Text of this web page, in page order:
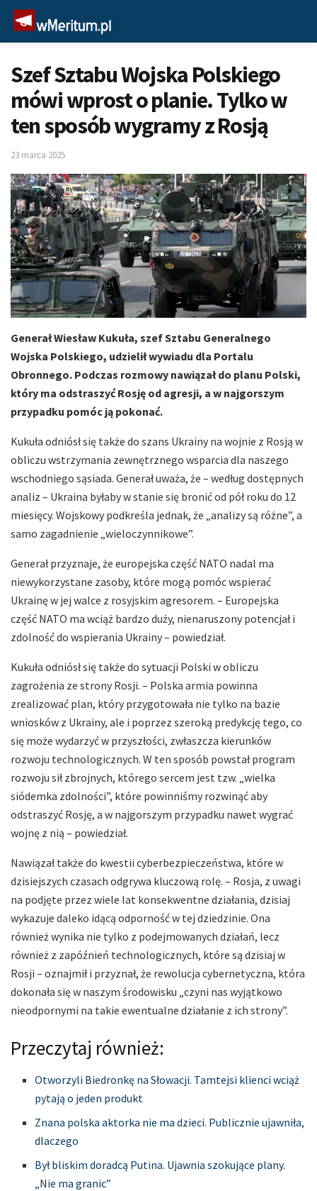
Szef Sztabu Wojska Polskiego
mówi wprost o planie. Tylko w
ten sposób wygramy z Rosją
23 marca 2025
Generał Wiesław Kukuła, szef Sztabu Generalnego
Wojska Polskiego, udzielił wywiadu dla Portalu
Obronnego. Podczas rozmowy nawiązał do planu Polski,
który ma odstraszyć Rosję od agresji, a w najgorszym
przypadku pomóc ją pokonać.
Kukuła odniósł się także do szans Ukrainy na wojnie z Rosją w
obliczu wstrzymania zewnętrznego wsparcia dla naszego
wschodniego sąsiada. Generał uważa, że – według dostępnych
analiz – Ukraina byłaby w stanie się bronić od pół roku do 12
miesięcy. Wojskowy podkreśla jednak, że „analizy są różne”, a
samo zagadnienie „wieloczynnikowe”.
Generał przyznaje, że europejska część NATO nadal ma
niewykorzystane zasoby, które mogą pomóc wspierać
Ukrainę w jej walce z rosyjskim agresorem. – Europejska
część NATO ma wciąż bardzo duży, nienaruszony potencjał i
zdolność do wspierania Ukrainy – powiedział.
Kukuła odniósł się także do sytuacji Polski w obliczu
zagrożenia ze strony Rosji. – Polska armia powinna
zrealizować plan, który przygotowała nie tylko na bazie
wniosków z Ukrainy, ale i poprzez szeroką predykcję tego, co
się może wydarzyć w przyszłości, zwłaszcza kierunków
rozwoju technologicznych. W ten sposób powstał program
rozwoju sił zbrojnych, którego sercem jest tzw. „wielka
siódemka zdolności”, które powinniśmy rozwinąć aby
odstraszyć Rosję, a w najgorszym przypadku nawet wygrać
wojnę z nią – powiedział.
Nawiązał także do kwestii cyberbezpieczeństwa, które w
dzisiejszych czasach odgrywa kluczową rolę. – Rosja, z uwagi
na podjęte przez wiele lat konsekwentne działania, dzisiaj
wykazuje daleko idącą odporność w tej dziedzinie. Ona
również wynika nie tylko z podejmowanych działań, lecz
również z zapóźnień technologicznych, które są dzisiaj w
Rosji – oznajmił i przyznał, że rewolucja cybernetyczna, która
dokonała się w naszym środowisku „czyni nas wyjątkowo
nieodpornymi na takie ewentualne działanie z ich strony”.
Przeczytaj również:
Otworzyli Biedronkę na Słowacji. Tamtejsi klienci wciąż
pytają o jeden produkt
Znana polska aktorka nie ma dzieci. Publicznie ujawniła,
dlaczego
Był bliskim doradcą Putina. Ujawnia szokujące plany.
„Nie ma granic”